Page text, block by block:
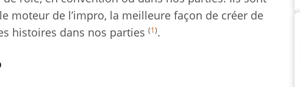
moteur de l’impro, la meilleure façon de créer de
histoires dans nos parties (1).